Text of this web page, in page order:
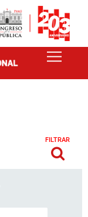
FILTRAR